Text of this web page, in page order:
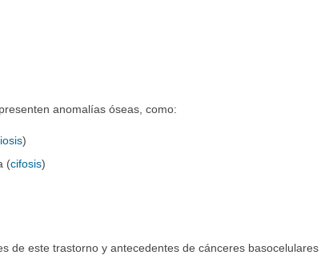
anomalías óseas, como:
)
(cifosis)
de este trastorno y antecedentes de cánceres basocelulares